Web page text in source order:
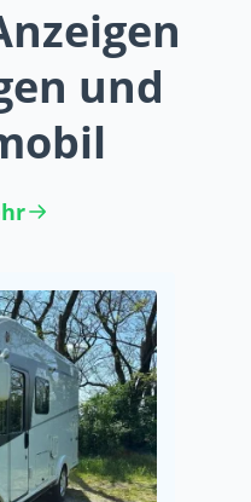
und